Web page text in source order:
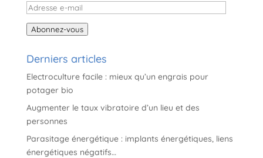
Adresse
e-
mail
Abonnez-vous
Derniers articles
Electroculture facile : mieux qu’un engrais pour
potager bio
Augmenter le taux vibratoire d’un lieu et des
personnes
Parasitage énergétique : implants énergétiques, liens
énergétiques négatifs…